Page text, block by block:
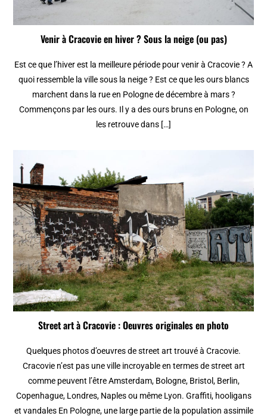
Venir à Cracovie en hiver ? Sous la neige (ou pas)
Est ce que l’hiver est la meilleure période pour venir à Cracovie ? A
quoi ressemble la ville sous la neige ? Est ce que les ours blancs
marchent dans la rue en Pologne de décembre à mars ?
Commençons par les ours. Il y a des ours bruns en Pologne, on
les retrouve dans […]
Street art à Cracovie : Oeuvres originales en photo
Quelques photos d’oeuvres de street art trouvé à Cracovie.
Cracovie n’est pas une ville incroyable en termes de street art
comme peuvent l’être Amsterdam, Bologne, Bristol, Berlin,
Copenhague, Londres, Naples ou même Lyon. Graffiti, hooligans
et vandales En Pologne, une large partie de la population assimile